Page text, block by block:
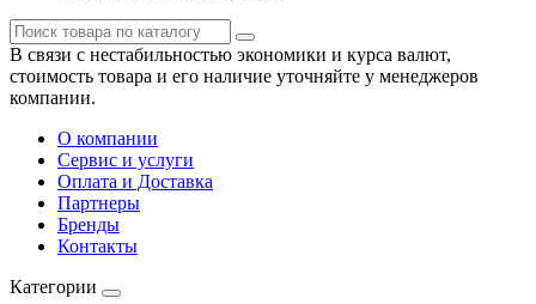
В связи с нестабильностью экономики и курса валют,
стоимость товара и его наличие уточняйте у менеджеров
компании.
О компании
Сервис и услуги
Оплата и Доставка
Партнеры
Бренды
Контакты
Категории